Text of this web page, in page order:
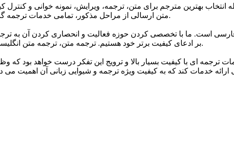
بهترین مترجم برای متن، ترجمه، ویرایش، نمونه خوانی و کنترل
متن ارسالی از مراحل مذکور، تمامی خدمات ترجمه گروه تا 24 ساعت پس از اتمام ترجمه دارای گارانتی می باشند.
است. ما با تخصصی کردن حوزه فعالیت و انحصاری کردن آن به
بر ادعای کیفیت برتر خود هستیم. ترجمه متن، ترجمه متن انگلیسی به فارسی و انواع متون مختلف اصلی ترین خدمات ماست.
ترجمه ای با کیفیت بسیار بالا و ترویج این تفکر درست خواهد بود که